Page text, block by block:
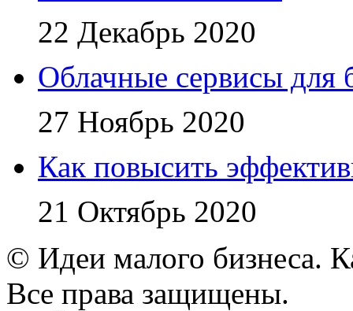
22 Декабрь 2020
Облачные сервисы для
27 Ноябрь 2020
Как повысить
21 Октябрь 2020
© Идеи малого бизнеса.
Все права защищены.